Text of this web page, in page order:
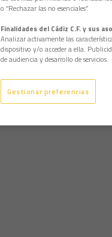
o “Rechazar las no esenciales”.
Finalidades del Cádiz C.F. y sus
Analizar activamente las
dispositivo y/o acceder a ella.
de audiencia y desarrollo de servicios.
Gestionar preferencias